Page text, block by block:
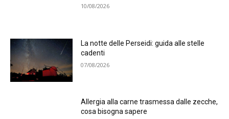
10/08/2026
La notte delle Perseidi: guida alle stelle
cadenti
07/08/2026
Allergia alla carne trasmessa dalle zecche,
cosa bisogna sapere